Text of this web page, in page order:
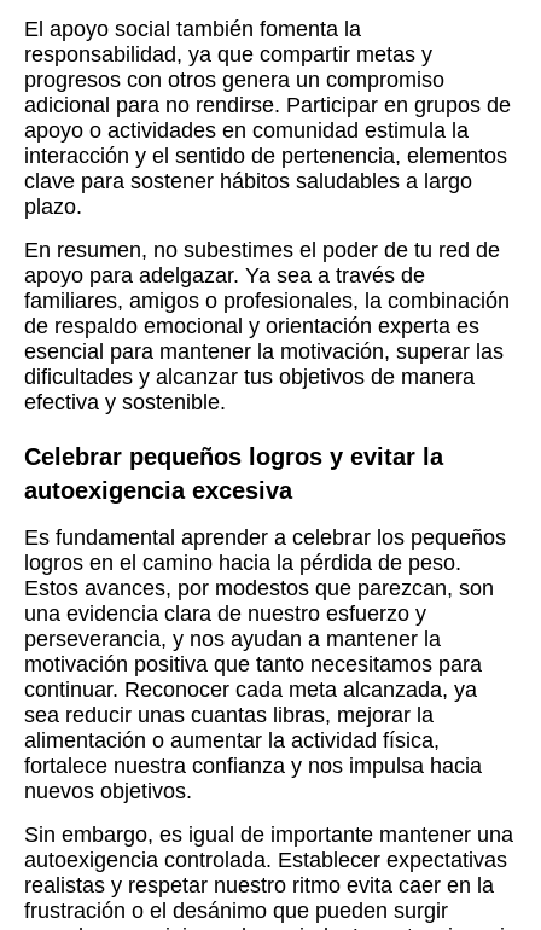
El apoyo social también fomenta la
responsabilidad, ya que compartir metas y
progresos con otros genera un compromiso
adicional para no rendirse. Participar en grupos de
apoyo o actividades en comunidad estimula la
interacción y el sentido de pertenencia, elementos
clave para sostener hábitos saludables a largo
plazo.
En resumen, no subestimes el poder de tu red de
apoyo para adelgazar. Ya sea a través de
familiares, amigos o profesionales, la combinación
de respaldo emocional y orientación experta es
esencial para mantener la motivación, superar las
dificultades y alcanzar tus objetivos de manera
efectiva y sostenible.
Celebrar pequeños logros y evitar la
autoexigencia excesiva
Es fundamental aprender a celebrar los pequeños
logros en el camino hacia la pérdida de peso.
Estos avances, por modestos que parezcan, son
una evidencia clara de nuestro esfuerzo y
perseverancia, y nos ayudan a mantener la
motivación positiva que tanto necesitamos para
continuar. Reconocer cada meta alcanzada, ya
sea reducir unas cuantas libras, mejorar la
alimentación o aumentar la actividad física,
fortalece nuestra confianza y nos impulsa hacia
nuevos objetivos.
Sin embargo, es igual de importante mantener una
autoexigencia controlada. Establecer expectativas
realistas y respetar nuestro ritmo evita caer en la
frustración o el desánimo que pueden surgir